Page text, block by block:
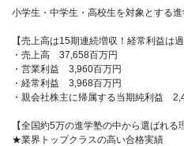
小学生・中学生・高校生を対象とする
【売上高は15期連続増収！経常利益は
・売上高 37,658百万円
・営業利益 3,960百万円
・経常利益 3,968百万円
・親会社株主に帰属する当期純利益
【全国約5万の進学塾の中から選ばれる
★業界トップクラスの高い合格実績